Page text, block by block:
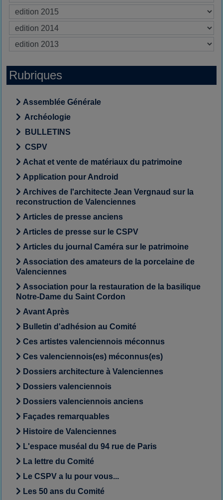
Rubriques
Assemblée Générale
Archéologie
BULLETINS
CSPV
Achat et vente de matériaux du patrimoine
Application pour Android
Archives de l'architecte Jean Vergnaud sur la
reconstruction de Valenciennes
Articles de presse anciens
Articles de presse sur le CSPV
Articles du journal Caméra sur le patrimoine
Association des amateurs de la porcelaine de
Valenciennes
Association pour la restauration de la basilique
Notre-Dame du Saint Cordon
Avant Après
Bulletin d'adhésion au Comité
Ces artistes valenciennois méconnus
Ces valenciennois(es) méconnus(es)
Dossiers architecture à Valenciennes
Dossiers valenciennois
Dossiers valenciennois anciens
Façades remarquables
Histoire de Valenciennes
L'espace muséal du 94 rue de Paris
La lettre du Comité
Le CSPV a lu pour vous...
Les 50 ans du Comité